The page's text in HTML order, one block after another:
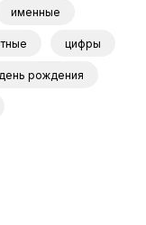
именные
цифры
рождения